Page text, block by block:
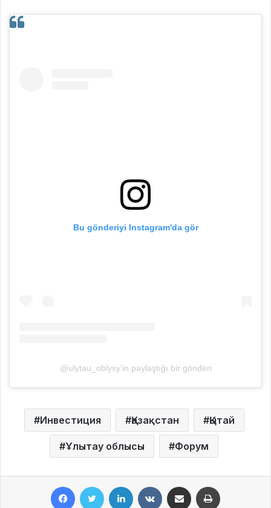
Bu gönderiyi Instagram'da gör
@ulytau_oblysy'in paylaştığı bir gönderi
Инвестиция Қазақстан Қытай
Ұлытау облысы Форум